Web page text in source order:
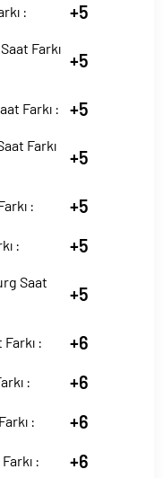
: +5
Farkı
+5
Farkı : +5
Farkı
+5
: +5
: +5
Saat
+5
: +6
: +6
: +6
: +6